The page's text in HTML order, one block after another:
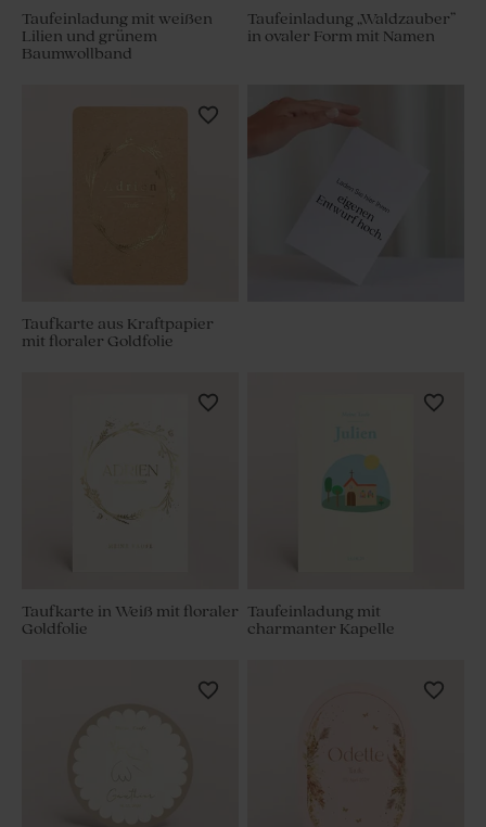
Taufeinladung mit weißen
Lilien und grünem
Baumwollband
Taufeinladung „Waldzauber”
in ovaler Form mit Namen
Taufkarte aus Kraftpapier
mit floraler Goldfolie
Taufkarte in Weiß mit floraler
Goldfolie
Taufeinladung mit
charmanter Kapelle